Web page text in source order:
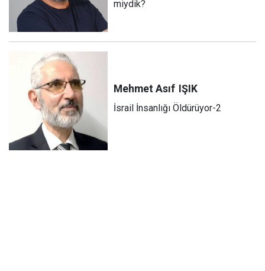
miydik?
Mehmet Asıf IŞIK
İsrail İnsanlığı Öldürüyor-2